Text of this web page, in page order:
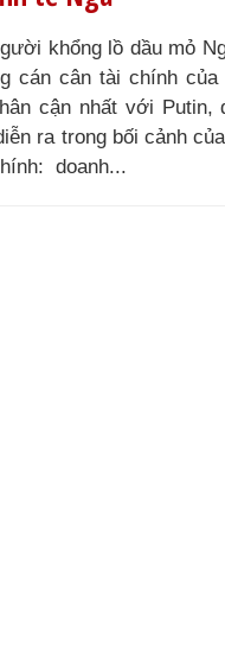
khổng lồ dầu mỏ
cán cân tài chính
cận nhất với
ra trong bối cảnh
doanh...